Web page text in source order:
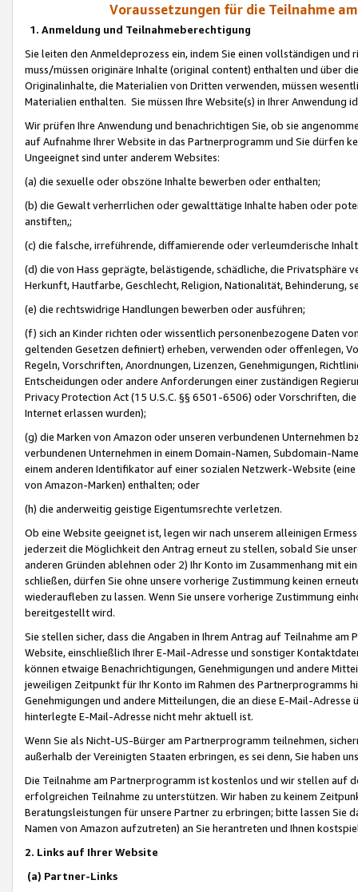
Voraussetzungen für die Teilnahme
1. Anmeldung und Teilnahmeberechtigung
Sie leiten den Anmeldeprozess ein, indem Sie einen vollständigen
muss/müssen originäre Inhalte (original content) enthalten und über
Originalinhalte, die Materialien von Dritten verwenden, müssen
Materialien enthalten. Sie müssen Ihre Website(s) in Ihrer Anwendung
Wir prüfen Ihre Anwendung und benachrichtigen Sie, ob sie
auf Aufnahme Ihrer Website in das Partnerprogramm und Sie dürfen
Ungeeignet sind unter anderem Websites:
(a) die sexuelle oder obszöne Inhalte bewerben oder enthalten;
(b) die Gewalt verherrlichen oder gewalttätige Inhalte haben oder
anstiften,;
(c) die falsche, irreführende, diffamierende oder verleumderische
(d) die von Hass geprägte, belästigende, schädliche, die Privatsphäre
Herkunft, Hautfarbe, Geschlecht, Religion, Nationalität, Behinderung,
(e) die rechtswidrige Handlungen bewerben oder ausführen;
(f) sich an Kinder richten oder wissentlich personenbezogene Daten
geltenden Gesetzen definiert) erheben, verwenden oder offenlegen,
Regeln, Vorschriften, Anordnungen, Lizenzen, Genehmigungen,
Entscheidungen oder andere Anforderungen einer zuständigen
Privacy Protection Act (15 U.S.C. §§ 6501-6506) oder Vorschriften,
Internet erlassen wurden);
(g) die Marken von Amazon oder unseren verbundenen Unternehmen
verbundenen Unternehmen in einem Domain-Namen, Subdomain-
einem anderen Identifikator auf einer sozialen Netzwerk-Website
von Amazon-Marken) enthalten; oder
(h) die anderweitig geistige Eigentumsrechte verletzen.
Ob eine Website geeignet ist, legen wir nach unserem alleinigen
jederzeit die Möglichkeit den Antrag erneut zu stellen, sobald Sie
anderen Gründen ablehnen oder 2) Ihr Konto im Zusammenhang mit
schließen, dürfen Sie ohne unsere vorherige Zustimmung keinen
wiederaufleben zu lassen. Wenn Sie unsere vorherige Zustimmung
bereitgestellt wird.
Sie stellen sicher, dass die Angaben in Ihrem Antrag auf Teilnahme
Website, einschließlich Ihrer E-Mail-Adresse und sonstiger
können etwaige Benachrichtigungen, Genehmigungen und andere
jeweiligen Zeitpunkt für Ihr Konto im Rahmen des Partnerprogramms
Genehmigungen und andere Mitteilungen, die an diese E-Mail-
hinterlegte E-Mail-Adresse nicht mehr aktuell ist.
Wenn Sie als Nicht-US-Bürger am Partnerprogramm teilnehmen,
außerhalb der Vereinigten Staaten erbringen, es sei denn, Sie haben
Die Teilnahme am Partnerprogramm ist kostenlos und wir stellen auf
erfolgreichen Teilnahme zu unterstützen. Wir haben zu keinem
Beratungsleistungen für unsere Partner zu erbringen; bitte lassen Sie
Namen von Amazon aufzutreten) an Sie herantreten und Ihnen
2. Links auf Ihrer Website
(a) Partner-Links